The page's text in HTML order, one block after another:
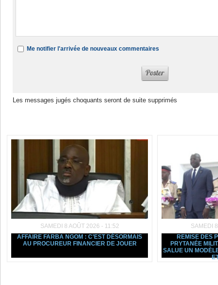
Me notifier l'arrivée de nouveaux commentaires
Les messages jugés choquants seront de suite supprimés
SAMEDI 8 AOÛT 2026 - 11:52
AFFAIRE FARBA NGOM : C’EST DÉSORMAIS
AU PROCUREUR FINANCIER DE JOUER
SAMEDI
REMISE DES
PRYTANÉE
SALUE UN